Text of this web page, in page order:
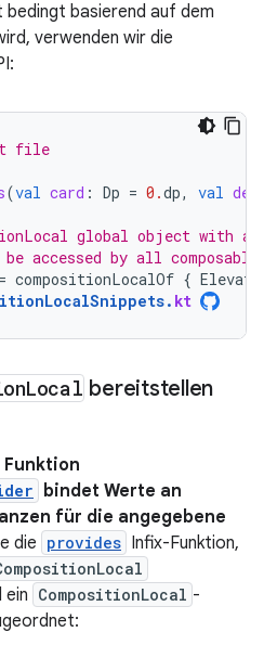
bedingt basierend auf dem
verwenden wir die
file
(val card : Dp = 0.dp, val
global object with a
accessed by all
= compositionLocalOf {
. kt
Local bereitstellen
Funktion
bindet Werte an
für die angegebene
die provides Infix-Funktion,
ein CompositionLocal -